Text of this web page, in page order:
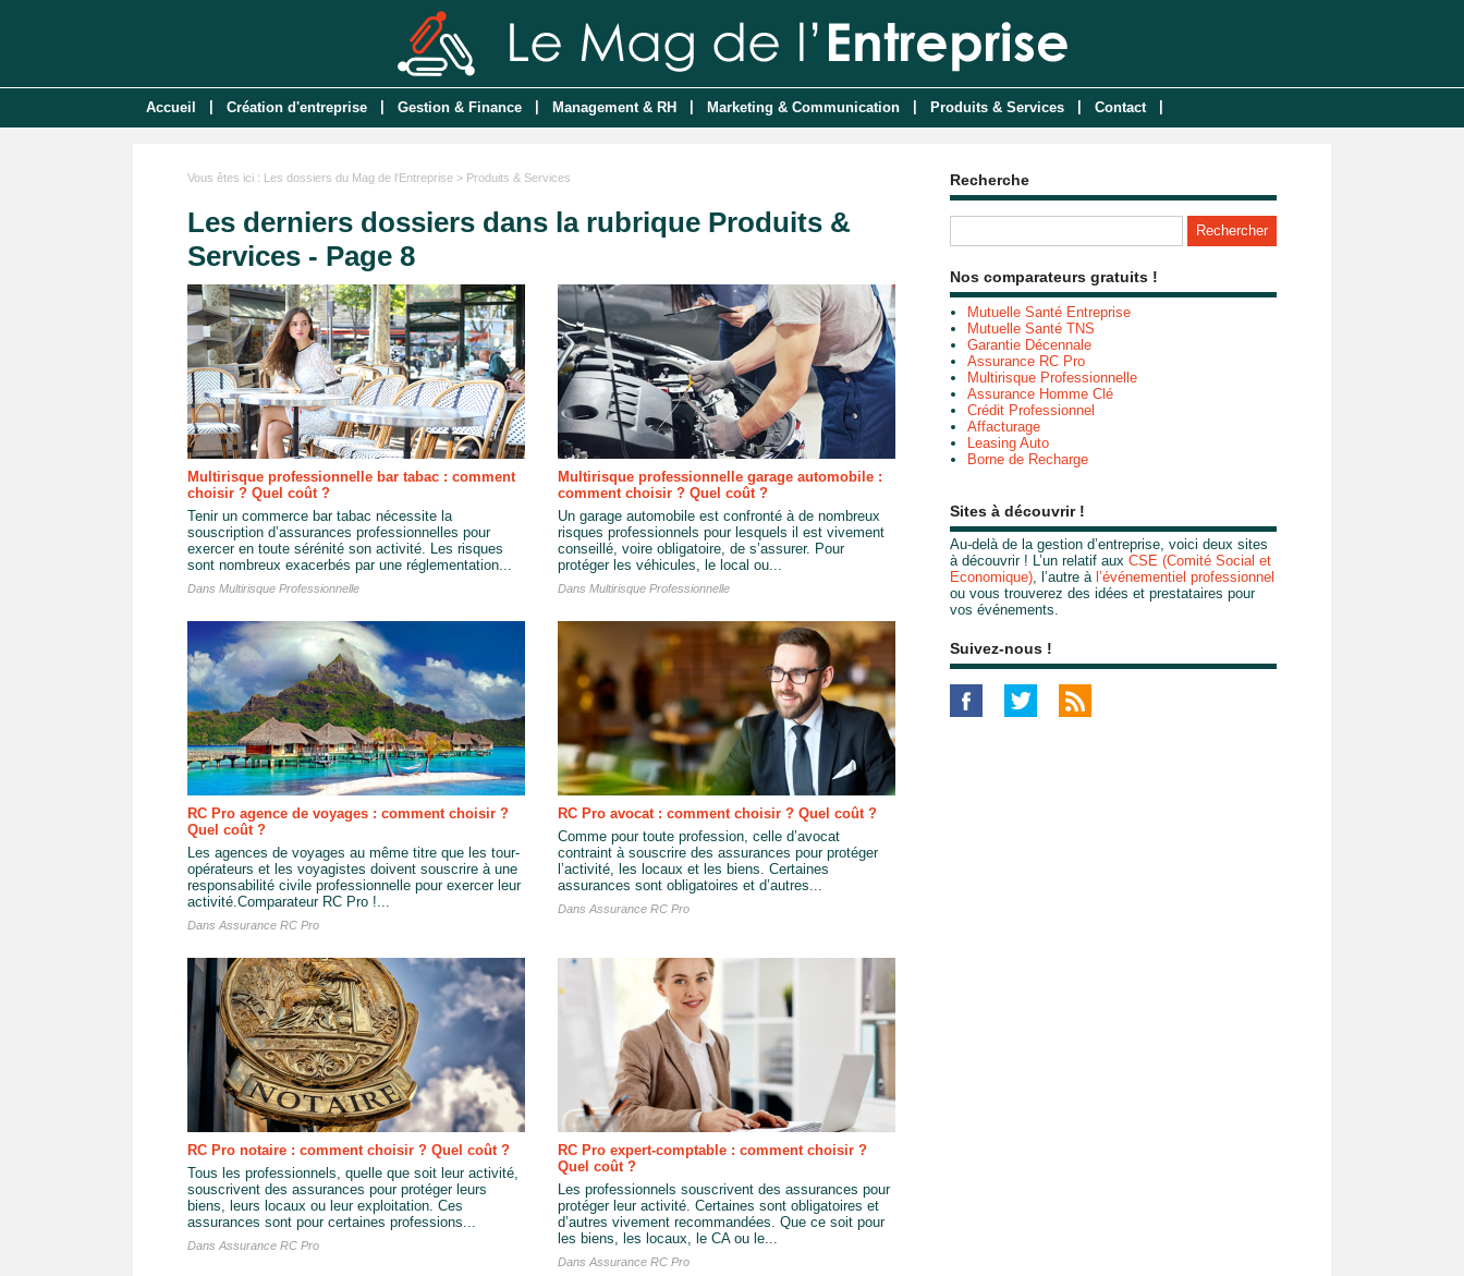
Accueil Création d'entreprise Gestion & Finance Management & RH Marketing & Communication Produits & Services Contact
Vous êtes ici : Les dossiers du Mag de l'Entreprise > Produits & Services
Les derniers dossiers dans la rubrique Produits &
Services - Page 8
Multirisque professionnelle bar tabac : comment
choisir ? Quel coût ?
Tenir un commerce bar tabac nécessite la
souscription d’assurances professionnelles pour
exercer en toute sérénité son activité. Les risques
sont nombreux exacerbés par une réglementation...
Dans Multirisque Professionnelle
Multirisque professionnelle garage automobile :
comment choisir ? Quel coût ?
Un garage automobile est confronté à de nombreux
risques professionnels pour lesquels il est vivement
conseillé, voire obligatoire, de s’assurer. Pour
protéger les véhicules, le local ou...
Dans Multirisque Professionnelle
RC Pro agence de voyages : comment choisir ?
Quel coût ?
Les agences de voyages au même titre que les tour-
opérateurs et les voyagistes doivent souscrire à une
responsabilité civile professionnelle pour exercer leur
activité.Comparateur RC Pro !...
Dans Assurance RC Pro
RC Pro avocat : comment choisir ? Quel coût ?
Comme pour toute profession, celle d’avocat
contraint à souscrire des assurances pour protéger
l’activité, les locaux et les biens. Certaines
assurances sont obligatoires et d’autres...
Dans Assurance RC Pro
RC Pro notaire : comment choisir ? Quel coût ?
Tous les professionnels, quelle que soit leur activité,
souscrivent des assurances pour protéger leurs
biens, leurs locaux ou leur exploitation. Ces
assurances sont pour certaines professions...
Dans Assurance RC Pro
RC Pro expert-comptable : comment choisir ?
Quel coût ?
Les professionnels souscrivent des assurances pour
protéger leur activité. Certaines sont obligatoires et
d’autres vivement recommandées. Que ce soit pour
les biens, les locaux, le CA ou le...
Dans Assurance RC Pro
Recherche
Nos comparateurs gratuits !
Mutuelle Santé Entreprise
Mutuelle Santé TNS
Garantie Décennale
Assurance RC Pro
Multirisque Professionnelle
Assurance Homme Clé
Crédit Professionnel
Affacturage
Leasing Auto
Borne de Recharge
Sites à découvrir !
Au-delà de la gestion d’entreprise, voici deux sites
à découvrir ! L’un relatif aux CSE (Comité Social et
Economique), l’autre à l’événementiel professionnel
ou vous trouverez des idées et prestataires pour
vos événements.
Suivez-nous !